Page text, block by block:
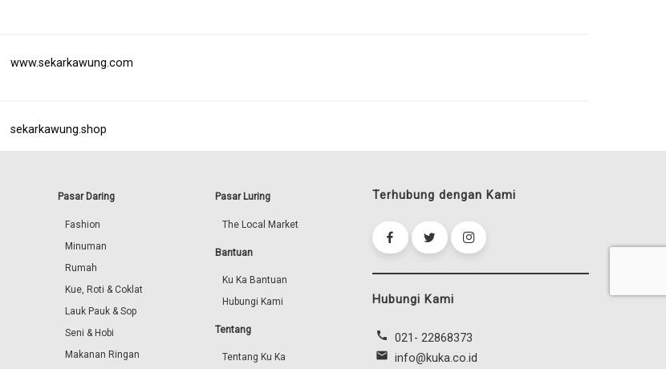
www.sekarkawung.com
sekarkawung.shop
Pasar Daring
Fashion
Minuman
Rumah
Kue, Roti & Coklat
Lauk Pauk & Sop
Seni & Hobi
Makanan Ringan
Pasar Luring
The Local Market
Bantuan
Ku Ka Bantuan
Hubungi Kami
Tentang
Tentang Ku Ka
Terhubung dengan Kami
Hubungi Kami
call 021- 22868373
mail info@kuka.co.id